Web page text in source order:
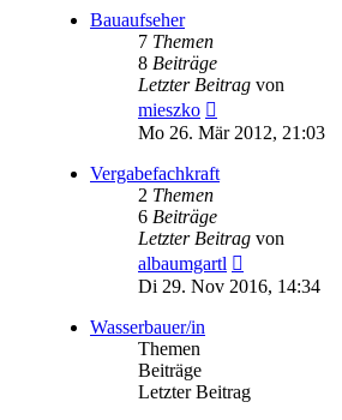
Bauaufseher
7 Themen
8 Beiträge
Letzter Beitrag von
mieszko
Beitrag
Mo 26. Mär 2012, 21:03
Vergabefachkraft
2 Themen
6 Beiträge
Letzter Beitrag von
albaumgartl
Beitrag
Di 29. Nov 2016, 14:34
Wasserbauer/in
Themen
Beiträge
Letzter Beitrag